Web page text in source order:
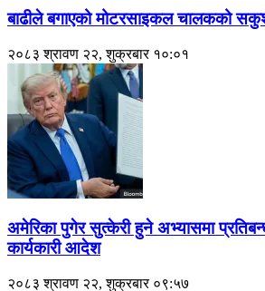
बाढीले बगाएको मोटरसाइकल चालकको
२०८३ श्रावण २२, शुक्रबार १०:०१
अमेरिका पुगेर सुत्केरी हुने अभ्यासमा
कार्यकारी आदेश
२०८३ श्रावण २२, शुक्रबार ०९:५७